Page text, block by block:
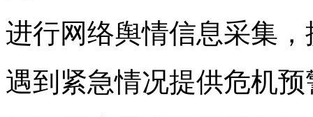
进行网络舆情信息采集
遇到紧急情况提供危机